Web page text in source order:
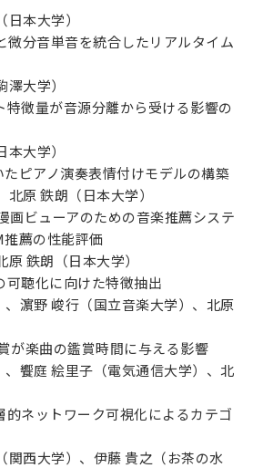
本大学）
微分音単音を統合したリアルタイム
大学）
特徴量が音源分離から受ける影響の
大学）
ピアノ演奏表情付けモデルの構築
原 鉄朗（日本大学）
画ビューアのための音楽推薦システ
薦の性能評価
鉄朗（日本大学）
可聴化に向けた特徴抽出
濵野 峻行（国立音楽大学）、北原
が楽曲の鑑賞時間に与える影響
饗庭 絵里子（電気通信大学）、北
的ネットワーク可視化によるカテゴ
関西大学）、伊藤 貴之（お茶の水